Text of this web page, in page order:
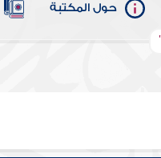
حول المكتبة